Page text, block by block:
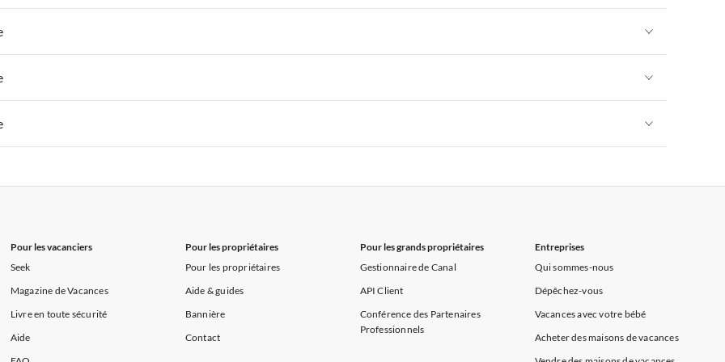
de Vacances à la Normandie Appartements de Vacances à Sud de la France Appartements de Vacances à Provence
de Vacances à Paris-Ile de France
de Vacances à la Normandie Appartements de Vacances à Sud de la France Appartements de Vacances à Provence
de Vacances à Paris-Ile de France
de Vacances à la Normandie Appartements de Vacances à Sud de la France Appartements de Vacances à Provence
de Vacances à Paris-Ile de France
de Vacances à la Normandie Appartements de Vacances à Sud de la France Appartements de Vacances à Provence
Pour les vacanciers
Seek
Magazine de Vacances
Livre en toute sécurité
Aide
Pour les propriétaires
Pour les propriétaires
Aide & guides
Bannière
Contact
Pour les grands propriétaires
Gestionnaire de Canal
API Client
Conférence des Partenaires
Professionnels
Entreprises
Qui sommes-nous
Dépêchez-vous
Vacances avec votre bébé
Acheter des maisons de vacances